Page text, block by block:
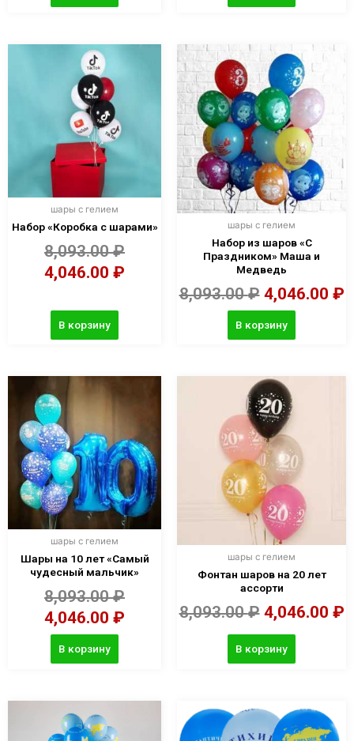
шары с гелием
Набор «Коробка с шарами»
8,093.00₽
4,046.00 ₽
В корзину
шары с гелием
Набор из шаров «С
Праздником» Маша и
Медведь
8,093.00₽ 4,046.00 ₽
В корзину
шары с гелием
Шары на 10 лет «Самый
чудесный мальчик»
8,093.00₽
4,046.00 ₽
В корзину
шары с гелием
Фонтан шаров на 20 лет
ассорти
8,093.00₽ 4,046.00 ₽
В корзину